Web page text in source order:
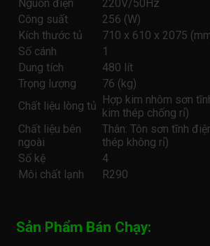
Nguồn điện
220V/50Hz
Công suất
256 (W)
Kích thước tủ
710 x 610 x 2075
Số cánh
1
Dung tích
480 lít
Trọng lượng
76 (kg)
Chất liệu lòng tủ Hợp kim nhôm sơn
kim thép chống rỉ)
Chất liệu bên
ngoài
Thân: Tôn sơn tĩnh
thép không rỉ)
Số kệ
4
Môi chất lạnh
R290
Sản Phẩm Bán Chạy: